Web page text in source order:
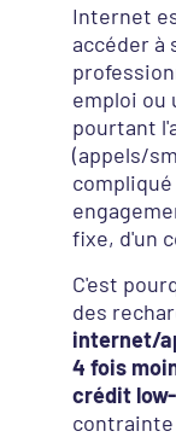
Internet
accéder à
emploi ou
pourtant
(appels/
fixe, d'un
C'est
des
internet/
4 fois
crédit
contrainte